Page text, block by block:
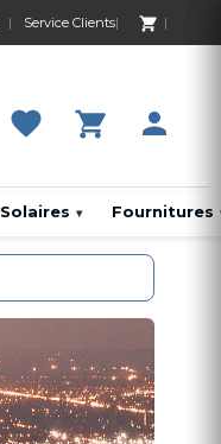
Service Clients
0 Produit 0,00
0 Produit 0,00 DH
Solaires ▾ Fournitures